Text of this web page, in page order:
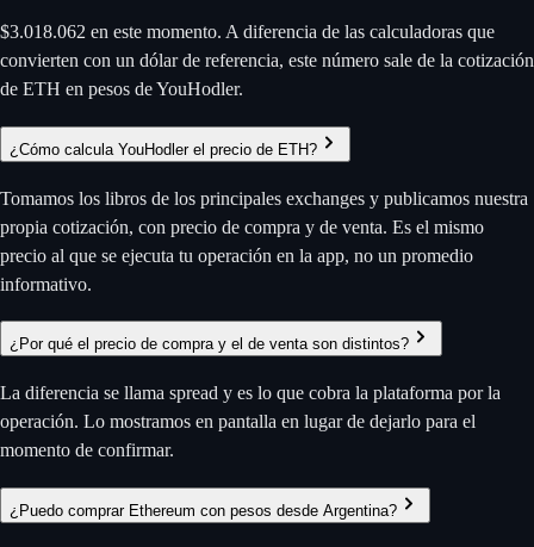
$3.018.062 en este momento. A diferencia de las calculadoras que
convierten con un dólar de referencia, este número sale de la cotización
de ETH en pesos de YouHodler.
¿Cómo calcula YouHodler el precio de ETH?
Tomamos los libros de los principales exchanges y publicamos nuestra
propia cotización, con precio de compra y de venta. Es el mismo
precio al que se ejecuta tu operación en la app, no un promedio
informativo.
¿Por qué el precio de compra y el de venta son distintos?
La diferencia se llama spread y es lo que cobra la plataforma por la
operación. Lo mostramos en pantalla en lugar de dejarlo para el
momento de confirmar.
¿Puedo comprar Ethereum con pesos desde Argentina?